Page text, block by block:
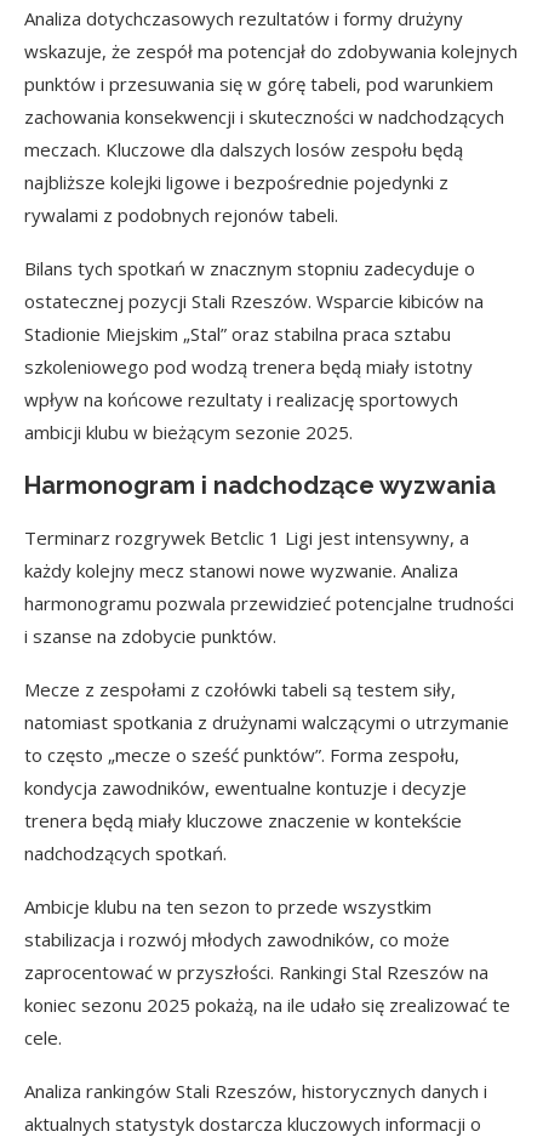
Analiza dotychczasowych rezultatów i formy drużyny
wskazuje, że zespół ma potencjał do zdobywania kolejnych
punktów i przesuwania się w górę tabeli, pod warunkiem
zachowania konsekwencji i skuteczności w nadchodzących
meczach. Kluczowe dla dalszych losów zespołu będą
najbliższe kolejki ligowe i bezpośrednie pojedynki z
rywalami z podobnych rejonów tabeli.
Bilans tych spotkań w znacznym stopniu zadecyduje o
ostatecznej pozycji Stali Rzeszów. Wsparcie kibiców na
Stadionie Miejskim „Stal” oraz stabilna praca sztabu
szkoleniowego pod wodzą trenera będą miały istotny
wpływ na końcowe rezultaty i realizację sportowych
ambicji klubu w bieżącym sezonie 2025.
Harmonogram i nadchodzące wyzwania
Terminarz rozgrywek Betclic 1 Ligi jest intensywny, a
każdy kolejny mecz stanowi nowe wyzwanie. Analiza
harmonogramu pozwala przewidzieć potencjalne trudności
i szanse na zdobycie punktów.
Mecze z zespołami z czołówki tabeli są testem siły,
natomiast spotkania z drużynami walczącymi o utrzymanie
to często „mecze o sześć punktów”. Forma zespołu,
kondycja zawodników, ewentualne kontuzje i decyzje
trenera będą miały kluczowe znaczenie w kontekście
nadchodzących spotkań.
Ambicje klubu na ten sezon to przede wszystkim
stabilizacja i rozwój młodych zawodników, co może
zaprocentować w przyszłości. Rankingi Stal Rzeszów na
koniec sezonu 2025 pokażą, na ile udało się zrealizować te
cele.
Analiza rankingów Stali Rzeszów, historycznych danych i
aktualnych statystyk dostarcza kluczowych informacji o